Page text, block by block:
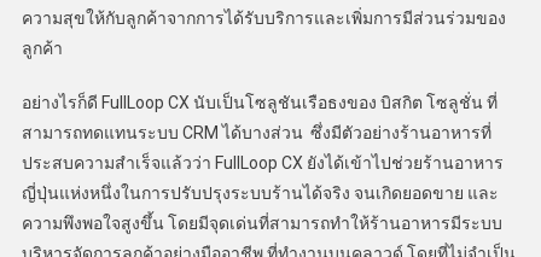
ความสุขให้กับลูกค้าจากการได้รับบริการและเพิ่มการมีส่วนร่วมของ
ลูกค้า
อย่างไรก็ดี FullLoop CX นับเป็นโซลูชันเรือธงของ บิสกิต โซลูชั่น ที่
สามารถทดแทนระบบ CRM ได้บางส่วน ซึ่งมีตัวอย่างร้านอาหารที่
ประสบความสำเร็จแล้วว่า FullLoop CX ยังได้เข้าไปช่วยร้านอาหาร
ญี่ปุ่นแห่งหนึ่งในการปรับปรุงระบบร้านได้จริง จนเกิดยอดขาย และ
ความพึงพอใจสูงขึ้น โดยมีจุดเด่นที่สามารถทำให้ร้านอาหารมีระบบ